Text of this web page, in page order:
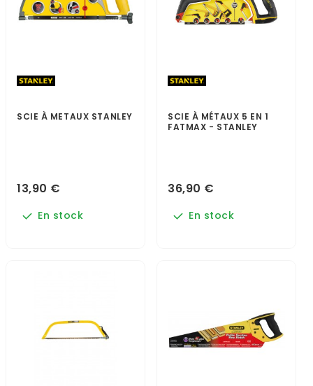
SCIE À METAUX STANLEY
13,90 €
En stock
SCIE À MÉTAUX 5 EN 1
FATMAX - STANLEY
36,90 €
En stock